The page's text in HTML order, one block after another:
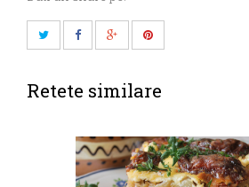
Retete similare